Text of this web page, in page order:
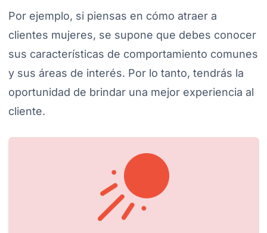
Por ejemplo, si piensas en cómo atraer a
clientes mujeres, se supone que debes conocer
sus características de comportamiento comunes
y sus áreas de interés. Por lo tanto, tendrás la
oportunidad de brindar una mejor experiencia al
cliente.